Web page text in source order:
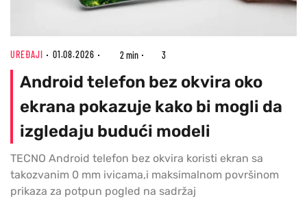
UREĐAJI 01.08.2026 2 min 3
Android telefon bez okvira oko
ekrana pokazuje kako bi mogli da
izgledaju budući modeli
TECNO Android telefon bez okvira koristi ekran sa
takozvanim 0 mm ivicama,i maksimalnom površinom
prikaza za potpun pogled na sadržaj